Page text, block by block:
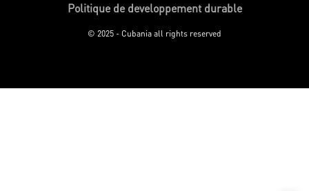
Politique de developpement durable
© 2025 - Cubania all rights reserved